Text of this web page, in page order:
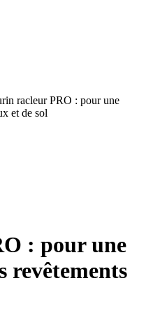
racleur PRO : pour une
et de sol
: pour une
revêtements